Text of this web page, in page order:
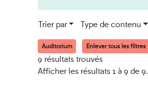
Trier par Type de contenu
Auditorium Enlever tous les filtres
9 résultats trouvés
Afficher les résultats 1 à 9 de 9.